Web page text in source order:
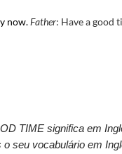
now.Father: Have a good
TIME significa em
seu vocabulário em